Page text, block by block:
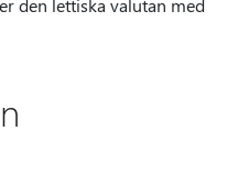
den lettiska valutan med